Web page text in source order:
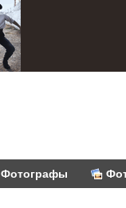
Фотографы